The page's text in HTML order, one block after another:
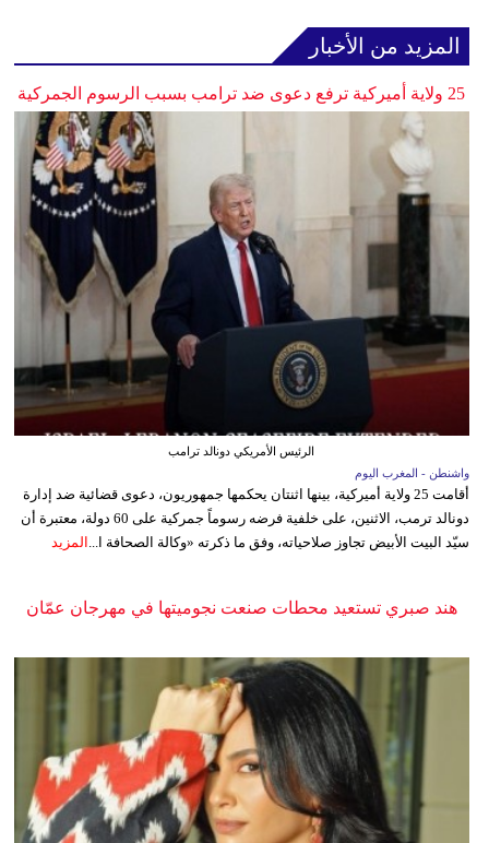
المزيد من الأخبار
25 ولاية أميركية ترفع دعوى ضد ترامب بسبب الرسوم الجمركية
الرئيس الأمريكي دونالد ترامب
واشنطن - المغرب اليوم
أقامت 25 ولاية أميركية، بينها اثنتان يحكمها جمهوريون، دعوى قضائية ضد إدارة
دونالد ترمب، الاثنين، على خلفية فرضه رسوماً جمركية على 60 دولة، معتبرة أن
سيّد البيت الأبيض تجاوز صلاحياته، وفق ما ذكرته «وكالة الصحافة ا... المزيد
هند صبري تستعيد محطات صنعت نجوميتها في مهرجان عمّان